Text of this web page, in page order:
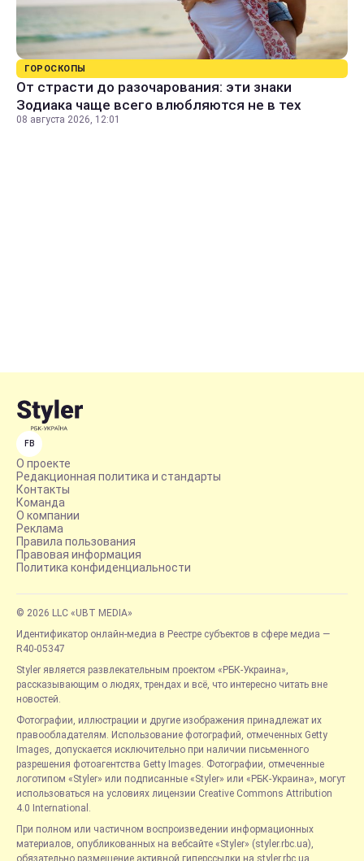
ГОРОСКОПЫ
От страсти до разочарования: эти знаки
Зодиака чаще всего влюбляются не в тех
08 августа 2026, 12:01
FB
О проекте
Редакционная политика и стандарты
Контакты
Команда
О компании
Реклама
Правила пользования
Правовая информация
Политика конфиденциальности
© 2026 LLC «UBT MEDIA»
Идентификатор онлайн-медиа в Реестре субъектов в сфере медиа —
R40-05347
Styler является развлекательным проектом «РБК-Украина»,
рассказывающим о людях, трендах и всё, что интересно читать вне
новостей.
Фотографии, иллюстрации и другие изображения принадлежат их
правообладателям. Использование фотографий, отмеченных Getty
Images, допускается исключительно при наличии письменного
разрешения фотоагентства Getty Images. Фотографии, отмеченные
логотипом «Styler» или подписанные «Styler» или «РБК-Украина», могут
использоваться на условиях лицензии Creative Commons Attribution
4.0 International.
При полном или частичном воспроизведении информационных
материалов, опубликованных на вебсайте «Styler» (styler.rbc.ua),
обязательно размещение активной гиперссылки на styler.rbc.ua,